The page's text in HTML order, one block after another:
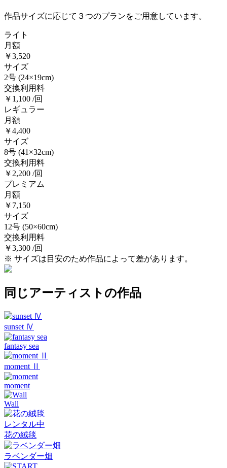
作品サイズに応じて３つのプランをご用意しています。
ライト
月額
￥3,520
サイズ
2号 (24×19cm)
交換利用料
￥1,100 /回
レギュラー
月額
￥4,400
サイズ
8号 (41×32cm)
交換利用料
￥2,200 /回
プレミアム
月額
￥7,150
サイズ
12号 (50×60cm)
交換利用料
￥3,300 /回
※ サイズは目安のため作品によって差があります。
同じアーティストの作品
sunset Ⅳ
fantasy sea
moment Ⅱ
moment
Wall
レンタル中
花の絨毯
ラベンダー畑